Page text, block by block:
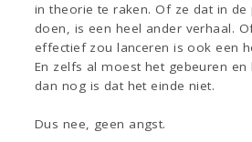
in theorie te raken. Of ze dat in de
doen, is een heel ander verhaal.
effectief zou lanceren is ook een
En zelfs al moest het gebeuren
dan nog is dat het einde niet.
Dus nee, geen angst.